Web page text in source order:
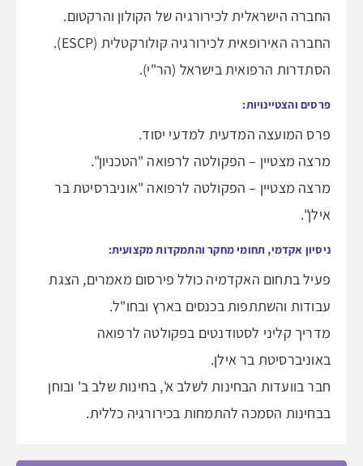
החברה הישראלית לכירורגיה של הקולון והרקטום.
החברה האירופאית לכירורגיה קולורקטלית (ESCP).
הסתדרות הרפואית בישראל (הר"י).
פרסים והצטיינויות:
פרס המועצה המדעית למדעי יסוד.
מרצה מצטיין – הפקולטה לרפואה "הטכניון".
מרצה מצטיין – הפקולטה לרפואה "אוניברסיטת בר
אילן".
ניסיון אקדמי, תחומי מחקר והתמקדות מקצועית:
פעיל בתחום האקדמיה כולל פירסום מאמרים, הצגת
עבודות והשתתפות בכנסים בארץ ובחו"ל.
מדריך קליני לסטודנטים בפקולטה לרפואה
באוניברסיטת בר אילן.
חבר בוועדות הבחינות לשלב א', בחינות שלב ב' ובוחן
בבחינות הסמכה להתמחות בכירורגיה כללית.